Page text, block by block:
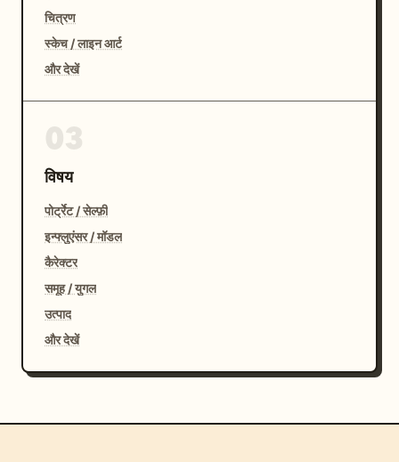
चित्रण
स्केच / लाइन आर्ट
और देखें
विषय
पोर्ट्रेट / सेल्फ़ी
इन्फ्लुएंसर / मॉडल
कैरेक्टर
समूह / युगल
उत्पाद
और देखें